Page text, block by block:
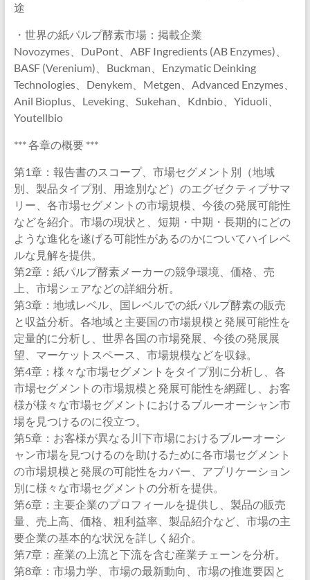
途
・世界の紙パルプ酵素市場：掲載企業
Novozymes、DuPont、ABF Ingredients (AB Enzymes)、
BASF (Verenium)、Buckman、Enzymatic Deinking
Technologies、Denykem、Metgen、Advanced Enzymes、
Anil Bioplus、Leveking、Sukehan、Kdnbio、Yiduoli、
Youtellbio
*** 各章の概要 ***
第1章：報告書のスコープ、市場セグメント別（地域
別、製品タイプ別、用途別など）のエグゼクティブサマ
リー、各市場セグメントの市場規模、今後の発展可能性
などを紹介。市場の現状と、短期・中期・長期的にどの
ような進化を遂げる可能性があるのかについてハイレベ
ルな見解を提供。
第2章：紙パルプ酵素メーカーの競争環境、価格、売
上、市場シェアなどの詳細分析。
第3章：地域レベル、国レベルでの紙パルプ酵素の販売
と収益分析。各地域と主要国の市場規模と発展可能性を
定量的に分析し、世界各国の市場発展、今後の発展展
望、マーケットスペース、市場規模などを収録。
第4章：様々な市場セグメントをタイプ別に分析し、各
市場セグメントの市場規模と発展可能性を網羅し、お客
様が様々な市場セグメントにおけるブルーオーシャン市
場を見つけるのに役立つ。
第5章：お客様が異なる川下市場におけるブルーオーシ
ャン市場を見つけるのを助けるために各市場セグメント
の市場規模と発展の可能性をカバー、アプリケーション
別に様々な市場セグメントの分析を提供。
第6章：主要企業のプロフィールを提供し、製品の販売
量、売上高、価格、粗利益率、製品紹介など、市場の主
要企業の基本的な状況を詳しく紹介。
第7章：産業の上流と下流を含む産業チェーンを分析。
第8章：市場力学、市場の最新動向、市場の推進要因と